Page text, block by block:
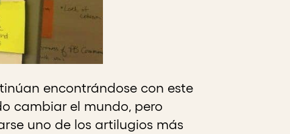
encontrándose con este
cambiar el mundo, pero
uno de los artilugios más